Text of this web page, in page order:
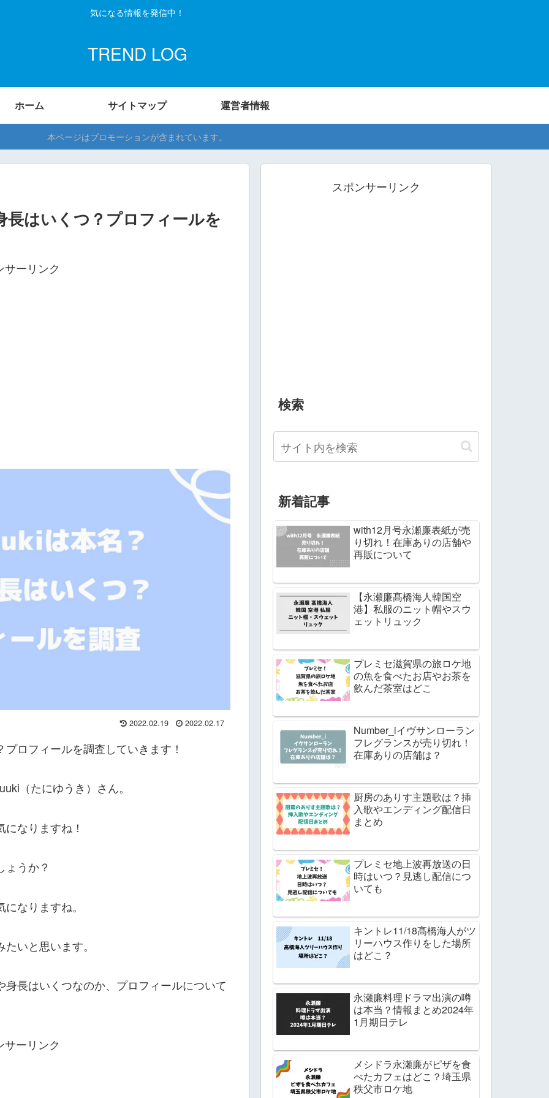
気になる情報を発信中！
TREND LOG
ホーム サイトマップ 運営者情報
本ページはプロモーションが含まれています。
はいくつ？プロフィールを
サーリンク
2022.02.19 2022.02.17
ロフィールを調査していきます！
（たにゆうき）さん。
なりますね！
ょうか？
なりますね。
いと思います。
長はいくつなのか、プロフィールについて
サーリンク
スポンサーリンク
検索
新着記事
with12月号永瀬廉表紙が売
り切れ！在庫ありの店舗や
再販について
【永瀬廉髙橋海人韓国空
港】私服のニット帽やスウ
ェットリュック
プレミセ滋賀県の旅ロケ地
の魚を食べたお店やお茶を
飲んだ茶室はどこ
Number_iイヴサンローラン
フレグランスが売り切れ！
在庫ありの店舗は？
厨房のありす主題歌は？挿
入歌やエンディング配信日
まとめ
プレミセ地上波再放送の日
時はいつ？見逃し配信につ
いても
キントレ11/18髙橋海人がツ
リーハウス作りをした場所
はどこ？
永瀬廉料理ドラマ出演の噂
は本当？情報まとめ2024年
1月期日テレ
メシドラ永瀬廉がピザを食
べたカフェはどこ？埼玉県
秩父市ロケ地